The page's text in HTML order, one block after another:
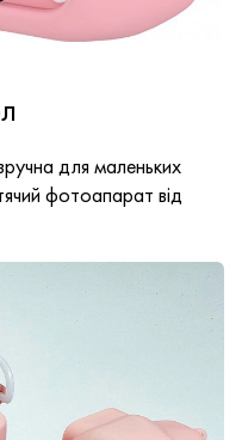
для маленьких
фотоапарат від